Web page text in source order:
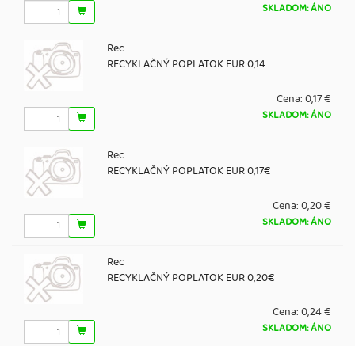
SKLADOM: ÁNO
Rec
RECYKLAČNÝ POPLATOK EUR 0,14
Cena:0,17 €
SKLADOM: ÁNO
Rec
RECYKLAČNÝ POPLATOK EUR 0,17€
Cena:0,20 €
SKLADOM: ÁNO
Rec
RECYKLAČNÝ POPLATOK EUR 0,20€
Cena:0,24 €
SKLADOM: ÁNO